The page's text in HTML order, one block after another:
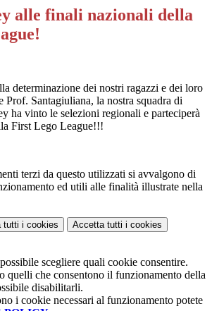
alle finali nazionali della
determinazione dei nostri ragazzi e dei loro
Prof. Santagiuliana, la nostra squadra di
ha vinto le selezioni regionali e parteciperà
First Lego League!!!
terzi da questo utilizzati si avvalgono di
ed utili alle finalità illustrate nella
tutti i cookies Accetta tutti i cookies
scegliere quali cookie consentire.
quelli che consentono il funzionamento della
disabilitarli.
i cookie necessari al funzionamento potete